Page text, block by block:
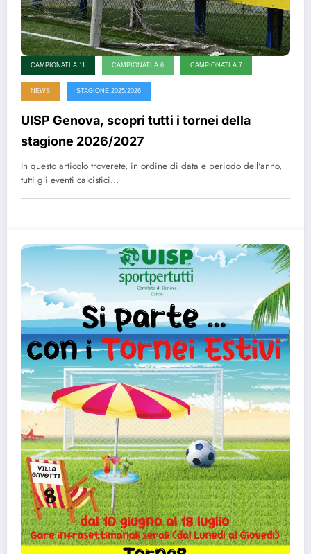
CAMPIONATI A 11 CAMPIONATI A 6 CAMPIONATI A 7
NEWS STAGIONE 2025/2026
UISP Genova, scopri tutti i tornei della
stagione 2026/2027
In questo articolo troverete, in ordine di data e periodo dell'anno,
tutti gli eventi calcistici…